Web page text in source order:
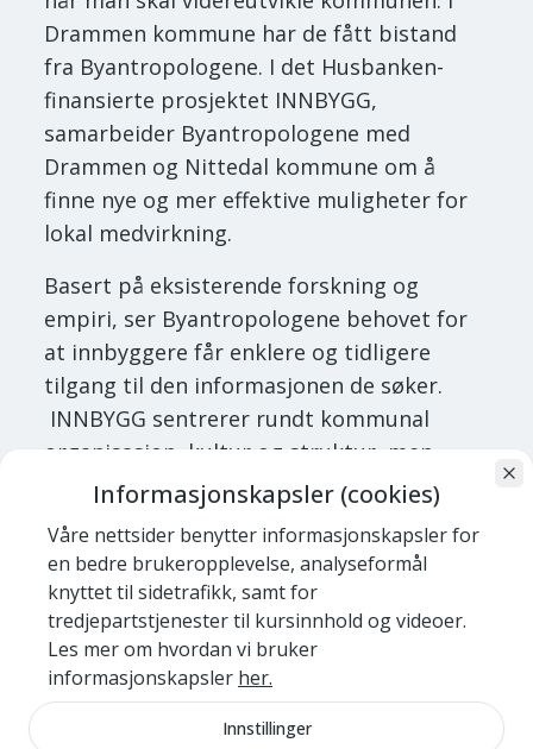
Drammen kommune har de fått bistand
fra Byantropologene. I det Husbanken-
finansierte prosjektet INNBYGG,
samarbeider Byantropologene med
Drammen og Nittedal kommune om å
finne nye og mer effektive muligheter for
lokal medvirkning.
Basert på eksisterende forskning og
empiri, ser Byantropologene behovet for
at innbyggere får enklere og tidligere
tilgang til den informasjonen de søker.
INNBYGG sentrerer rundt kommunal
organisasjon, kultur og struktur, men
prosjektet handler først og fremst om å
sikre innbyggerne bedre mulighet for å
medvirke, påvirke og planlegge fremtiden i
sine nabolag.
Målsettinger for INNBYGG-prosjektet:
Nye former for organisatorisk og
kulturell praksis hos norske kommuner
Informasjonskapsler (cookies)
Våre nettsider benytter informasjonskapsler for
en bedre brukeropplevelse, analyseformål
knyttet til sidetrafikk, samt for
tredjepartstjenester til kursinnhold og videoer.
Les mer om hvordan vi bruker
informasjonskapsler her.
Innstillinger